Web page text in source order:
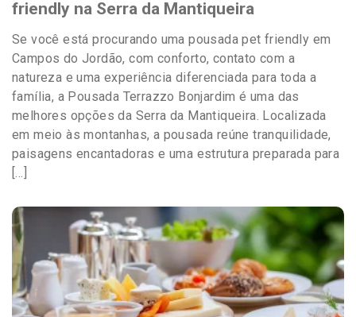
friendly na Serra da Mantiqueira
Se você está procurando uma pousada pet friendly em
Campos do Jordão, com conforto, contato com a
natureza e uma experiência diferenciada para toda a
família, a Pousada Terrazzo Bonjardim é uma das
melhores opções da Serra da Mantiqueira. Localizada
em meio às montanhas, a pousada reúne tranquilidade,
paisagens encantadoras e uma estrutura preparada para
[…]